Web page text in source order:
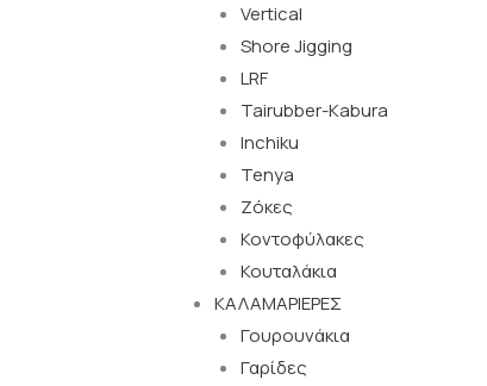
Vertical
Shore Jigging
LRF
Tairubber-Kabura
Inchiku
Tenya
Ζόκες
Κοντοφύλακες
Κουταλάκια
ΚΑΛΑΜΑΡΙΕΡΕΣ
Γουρουνάκια
Γαρίδες